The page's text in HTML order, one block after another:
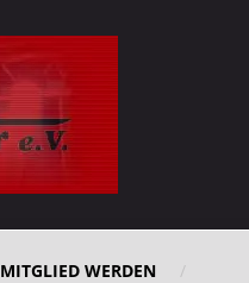
MITGLIED WERDEN